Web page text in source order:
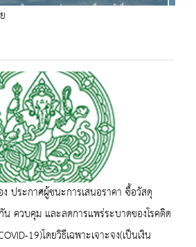
ประกาศผู้ชนะการเสนอราคา ซื้อวัสดุ
ควบคุม และลดการแพร่ระบาดของโรคติด
19)โดยวิธีเฉพาะเจาะจง(เป็นเงิน